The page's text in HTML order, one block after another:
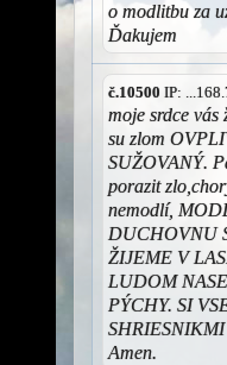
o modlitbu za
Ďakujem
č.10500 IP:
moje srdce
su zlom
SUŽOVANÝ.
porazit
nemodlí,
DUCHOVNU
ŽIJEME V
LUDOM
PÝCHY. SI
Amen.